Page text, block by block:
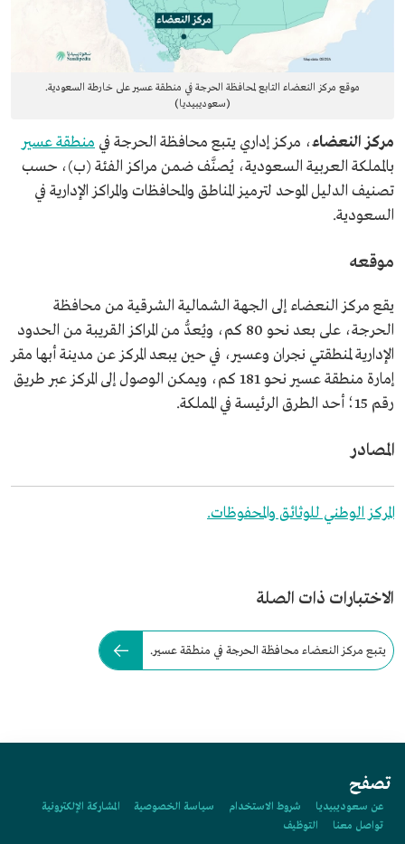
موقع مركز النعضاء التابع لمحافظة الحرجة في منطقة عسير على خارطة السعودية.
(سعوديبيديا)
مركز النعضاء، مركز إداري يتبع محافظة الحرجة في منطقة عسير
بالمملكة العربية السعودية، يُصنَّف ضمن مراكز الفئة (ب)، حسب
تصنيف الدليل الموحد لترميز المناطق والمحافظات والمراكز الإدارية في
السعودية.
موقعه
يقع مركز النعضاء إلى الجهة الشمالية الشرقية من محافظة
الحرجة، على بعد نحو 80 كم، ويُعدُّ من المراكز القريبة من الحدود
الإدارية لمنطقتي نجران وعسير، في حين يبعد المركز عن مدينة أبها مقر
إمارة منطقة عسير نحو 181 كم، ويمكن الوصول إلى المركز عبر طريق
رقم 15؛ أحد الطرق الرئيسة في المملكة.
المصادر
المركز الوطني للوثائق والمحفوظات.
الاختبارات ذات الصلة
يتبع مركز النعضاء محافظة الحرجة في منطقة عسير.
تصفح
عن سعوديبيديا شروط الاستخدام سياسة الخصوصية
المشاركة الإلكترونية
تواصل معنا
التوظيف